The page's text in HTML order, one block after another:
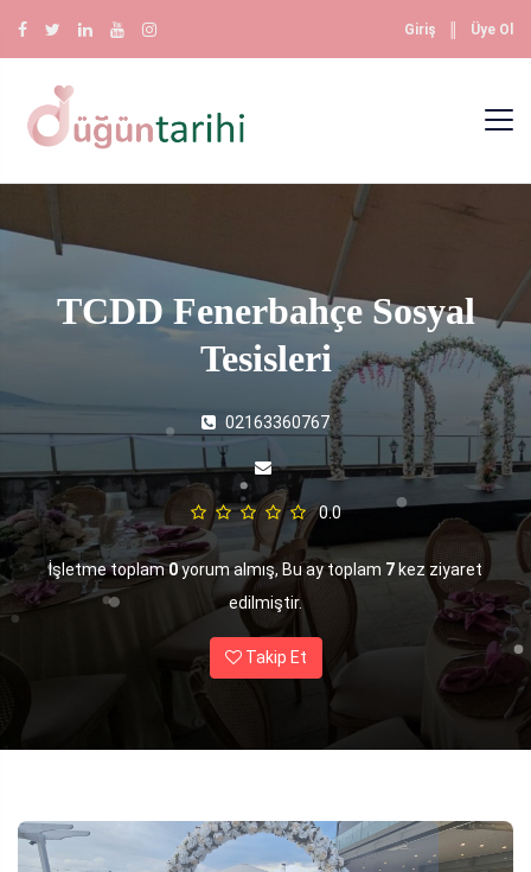
Giriş Üye Ol
TCDD Fenerbahçe Sosyal
Tesisleri
02163360767
0.0
İşletme toplam0yorum almış, Bu ay toplam 7 kez ziyaret
edilmiştir.
Takip Et